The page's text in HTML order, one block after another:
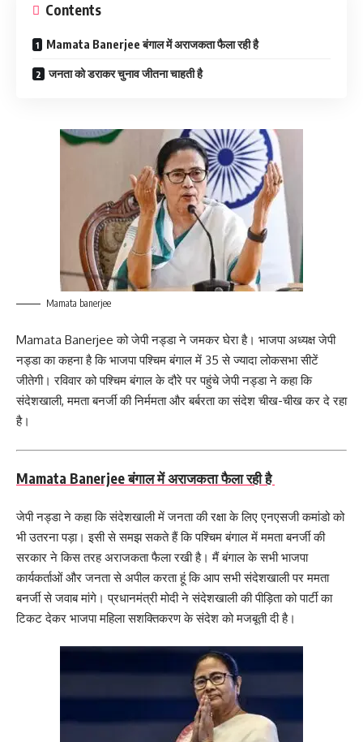
Contents
Mamata Banerjee बंगाल में अराजकता फैला रही है
जनता को डराकर चुनाव जीतना चाहती है
Mamata banerjee
Mamata Banerjee को जेपी नड्डा ने जमकर घेरा है। भाजपा अध्यक्ष जेपी
नड्डा का कहना है कि भाजपा पश्चिम बंगाल में 35 से ज्यादा लोकसभा सीटें
जीतेगी। रविवार को पश्चिम बंगाल के दौरे पर पहुंचे जेपी नड्डा ने कहा कि
संदेशखाली, ममता बनर्जी की निर्ममता और बर्बरता का संदेश चीख-चीख कर दे रहा
है।
Mamata Banerjee बंगाल में अराजकता फैला रही है
जेपी नड्डा ने कहा कि संदेशखाली में जनता की रक्षा के लिए एनएसजी कमांडो को
भी उतरना पड़ा। इसी से समझ सकते हैं कि पश्चिम बंगाल में ममता बनर्जी की
सरकार ने किस तरह अराजकता फैला रखी है। मैं बंगाल के सभी भाजपा
कार्यकर्ताओं और जनता से अपील करता हूं कि आप सभी संदेशखाली पर ममता
बनर्जी से जवाब मांगे। प्रधानमंत्री मोदी ने संदेशखाली की पीड़िता को पार्टी का
टिकट देकर भाजपा महिला सशक्तिकरण के संदेश को मजबूती दी है।